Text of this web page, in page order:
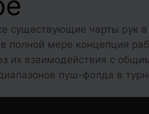
существующие чарты рук
полной мере концепция
их взаимодействия с
пуш-фолда в